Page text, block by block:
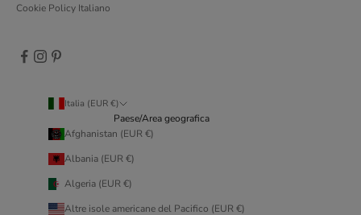
Cookie Policy Italiano
Italia (EUR €)
Paese/Area geografica
Afghanistan (EUR €)
Albania (EUR €)
Algeria (EUR €)
Altre isole americane del Pacifico (EUR €)